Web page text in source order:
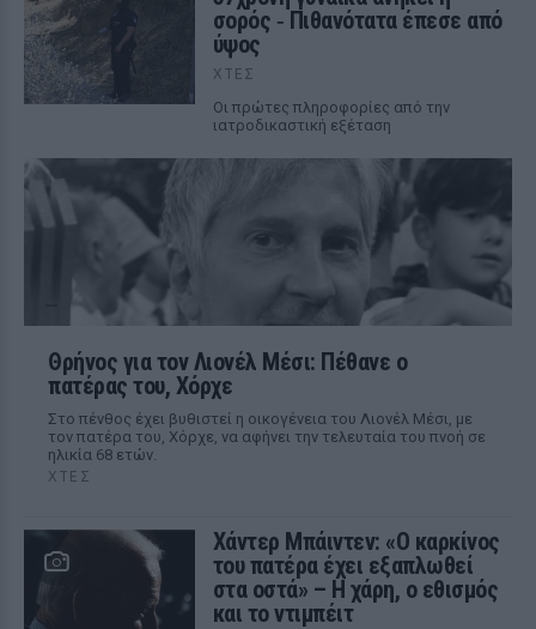
σορός ‑ Πιθανότατα έπεσε από
ύψος
ΧΤΕΣ
Οι πρώτες πληροφορίες από την
ιατροδικαστική εξέταση
Θρήνος για τον Λιονέλ Μέσι: Πέθανε ο
πατέρας του, Χόρχε
Στο πένθος έχει βυθιστεί η οικογένεια του Λιονέλ Μέσι, με
τον πατέρα του, Χόρχε, να αφήνει την τελευταία του πνοή σε
ηλικία 68 ετών.
ΧΤΕΣ
Χάντερ Μπάιντεν: «Ο καρκίνος
του πατέρα έχει εξαπλωθεί
στα οστά» – Η χάρη, ο εθισμός
και το ντιμπέιτ